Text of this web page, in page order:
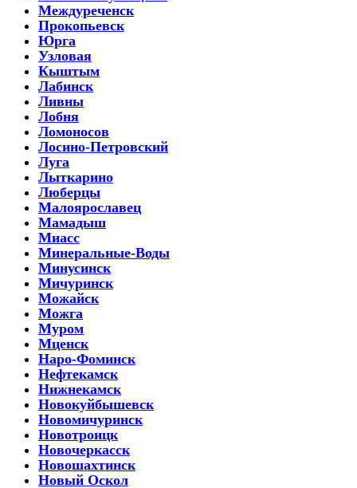
Междуреченск
Прокопьевск
Юрга
Узловая
Кыштым
Лабинск
Ливны
Лобня
Ломоносов
Лосино-Петровский
Луга
Лыткарино
Люберцы
Малоярославец
Мамадыш
Миасс
Минеральные-Воды
Минусинск
Мичуринск
Можайск
Можга
Муром
Мценск
Наро-Фоминск
Нефтекамск
Нижнекамск
Новокуйбышевск
Новомичуринск
Новотроицк
Новочеркасск
Новошахтинск
Новый Оскол